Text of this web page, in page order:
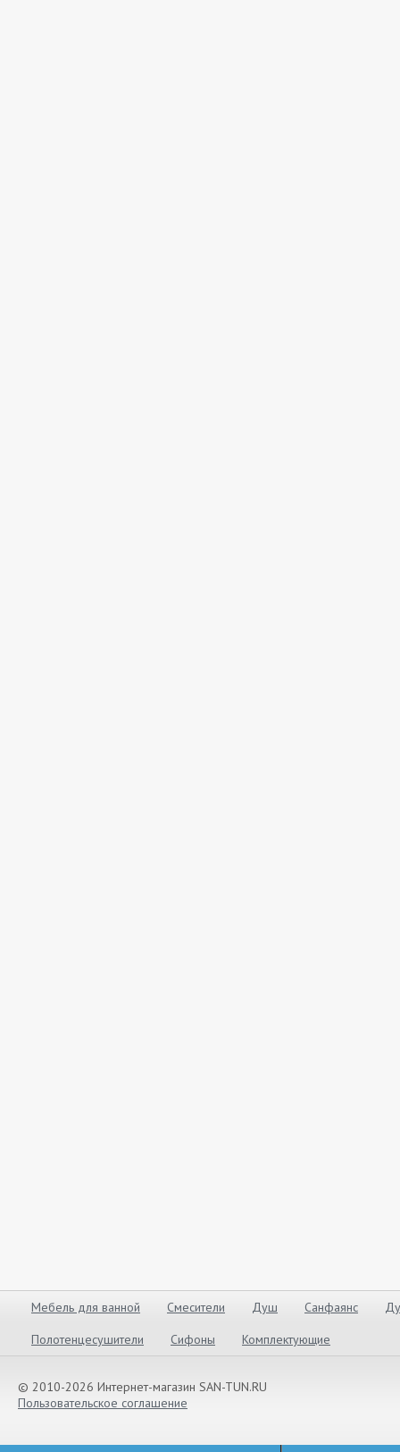
Мебель для ванной Смесители Душ Санфаянс
Полотенцесушители
Сифоны Комплектующие
© 2010-2026 Интернет-магазин SAN-TUN.RU
Пользовательское соглашение